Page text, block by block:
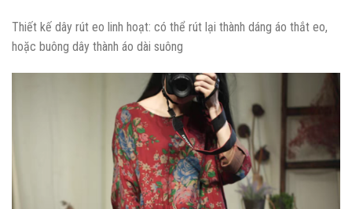
Thiết kế dây rút eo linh hoạt: có thể rút lại thành dáng áo thắt eo,
hoặc buông dây thành áo dài suông